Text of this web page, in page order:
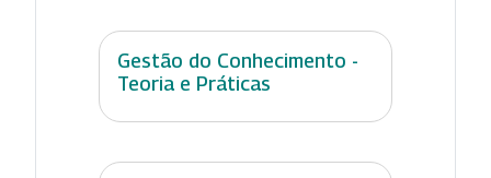
Gestão do Conhecimento -
Teoria e Práticas